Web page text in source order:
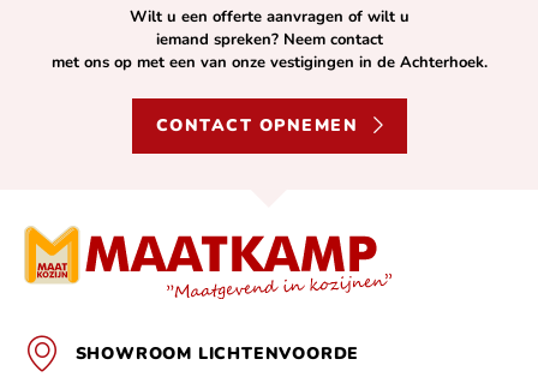
Wilt u een offerte aanvragen of wilt u
iemand spreken? Neem contact
met ons op met een van onze vestigingen in de Achterhoek.
CONTACT OPNEMEN
SHOWROOM LICHTENVOORDE